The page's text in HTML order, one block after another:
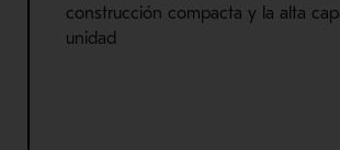
construcción compacta y la alta
unidad